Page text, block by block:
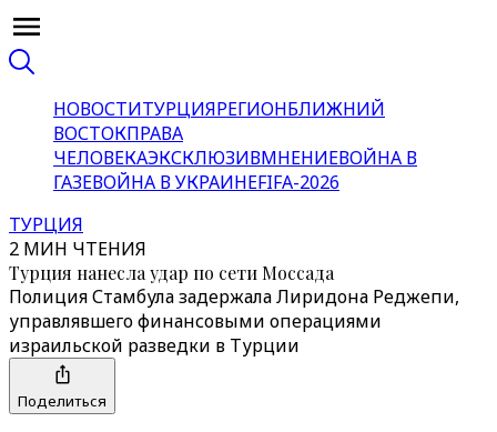
НОВОСТИТУРЦИЯРЕГИОНБЛИЖНИЙ
ВОСТОКПРАВА
ЧЕЛОВЕКАЭКСКЛЮЗИВМНЕНИЕВОЙНА В
ГАЗЕВОЙНА В УКРАИНЕFIFA-2026
ТУРЦИЯ
2 МИН ЧТЕНИЯ
Турция нанесла удар по сети Моссада
Полиция Стамбула задержала Лиридона Реджепи,
управлявшего финансовыми операциями
израильской разведки в Турции
Поделиться